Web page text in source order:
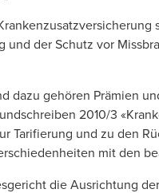
der Schutz vor
dazu gehören Prämien
2010/3
Tarifierung und zu den
mit den
die Ausrichtung